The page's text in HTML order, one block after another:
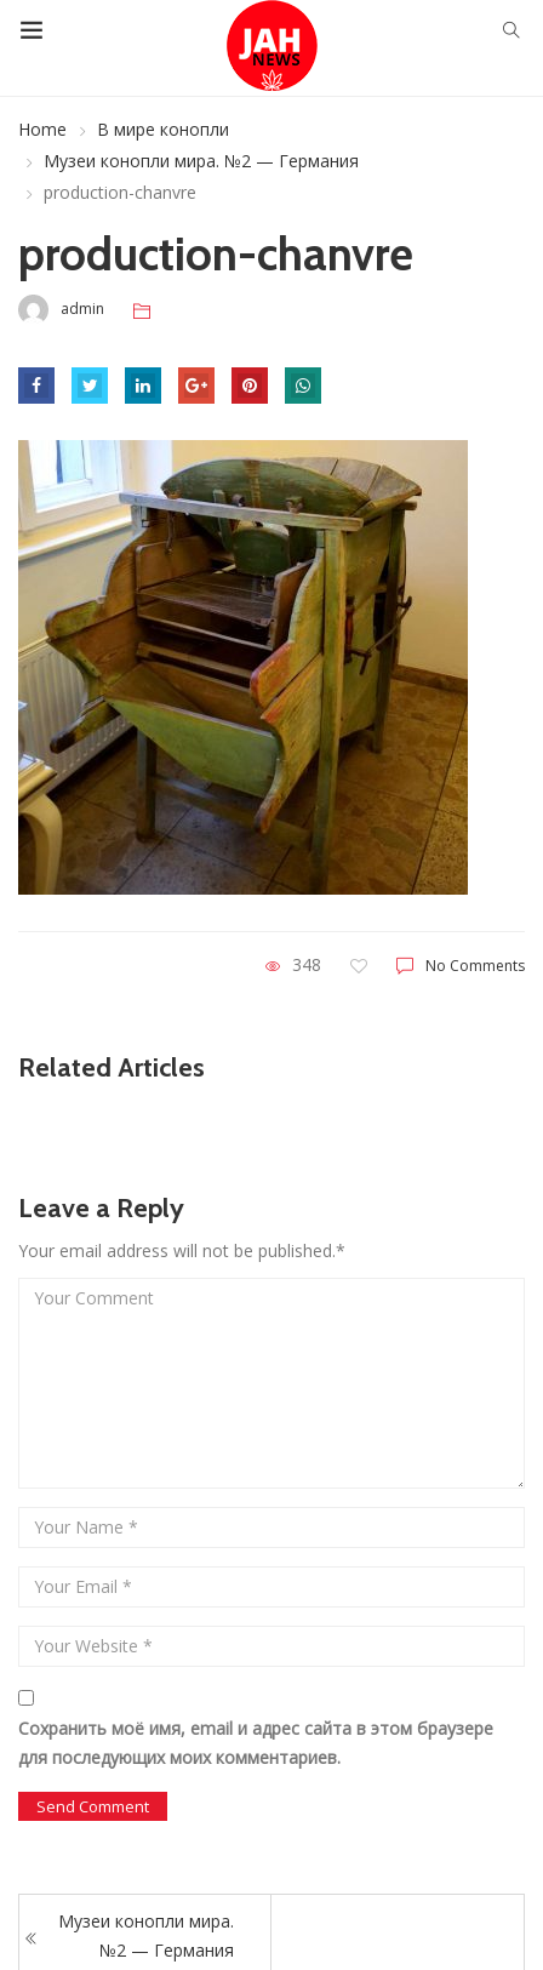
Home
В мире конопли
Музеи конопли мира. №2 — Германия
production-chanvre
production-chanvre
admin
348 No Comments
Related Articles
Leave a Reply
Your email address will not be published.*
Сохранить моё имя, email и адрес сайта в этом браузере
для последующих моих комментариев.
Музеи конопли мира.
№2 — Германия